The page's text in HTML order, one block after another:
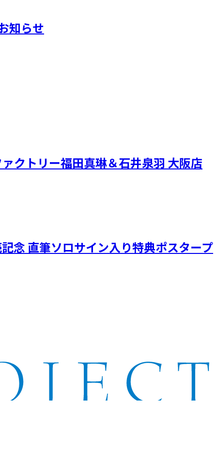
知らせ
クトリー福田真琳＆石井泉羽 大阪店
念 直筆ソロサイン入り特典ポスタープ